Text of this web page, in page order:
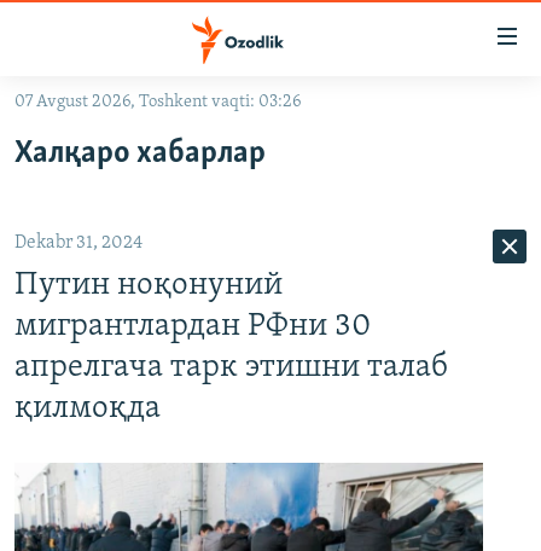
Асосий
навигацияга
Қидиришга
ўтинг
OZODVIDEO
На русском
ИЖТИМОИЙ ТАРМОҚЛАР
Озодлик бошқа тилларда
07 Avgust 2026, Toshkent vaqti: 03:26
Халқаро хабарлар
Dekabr 31, 2024
Путин ноқонуний
мигрантлардан РФни 30
апрелгача тарк этишни талаб
қилмоқда